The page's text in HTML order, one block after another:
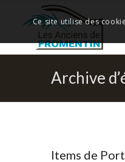
Archive
Items de
Ce site utilise des